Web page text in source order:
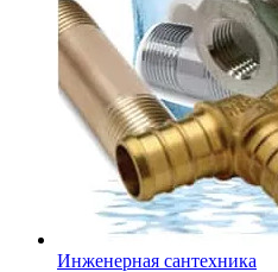
Инженерная сантехника